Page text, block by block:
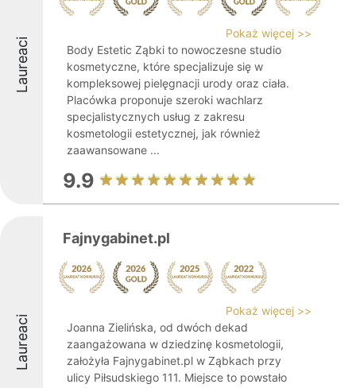
Laureaci
Pokaż więcej >>
Body Estetic Ząbki to nowoczesne studio
kosmetyczne, które specjalizuje się w
kompleksowej pielęgnacji urody oraz ciała.
Placówka proponuje szeroki wachlarz
specjalistycznych usług z zakresu
kosmetologii estetycznej, jak również
zaawansowane ...
9.9
Laureaci
Fajnygabinet.pl
Pokaż więcej >>
Joanna Zielińska, od dwóch dekad
zaangażowana w dziedzinę kosmetologii,
założyła Fajnygabinet.pl w Ząbkach przy
ulicy Piłsudskiego 111. Miejsce to powstało